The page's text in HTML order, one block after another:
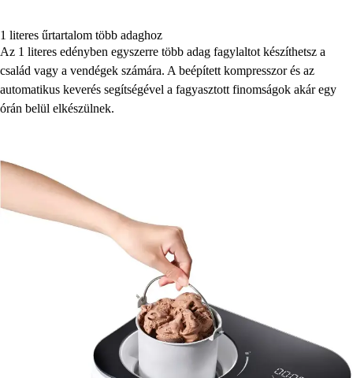
1 literes űrtartalom több adaghoz
Az 1 literes edényben egyszerre több adag fagylaltot készíthetsz a
család vagy a vendégek számára. A beépített kompresszor és az
automatikus keverés segítségével a fagyasztott finomságok akár egy
órán belül elkészülnek.